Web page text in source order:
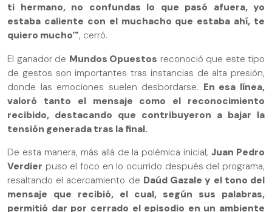
ti hermano, no confundas lo que pasó afuera, yo
estaba caliente con el muchacho que estaba ahí, te
quiero mucho'", cerró.
El ganador de Mundos Opuestos reconoció que este tipo
de gestos son importantes tras instancias de alta presión,
donde las emociones suelen desbordarse. En esa línea,
valoró tanto el mensaje como el reconocimiento
recibido, destacando que contribuyeron a bajar la
tensión generada tras la final.
De esta manera, más allá de la polémica inicial,Juan Pedro
Verdier puso el foco en lo ocurrido después del programa,
resaltando el acercamiento de Daúd Gazale y el tono del
mensaje que recibió, el cual, según sus palabras,
permitió dar por cerrado el episodio en un ambiente